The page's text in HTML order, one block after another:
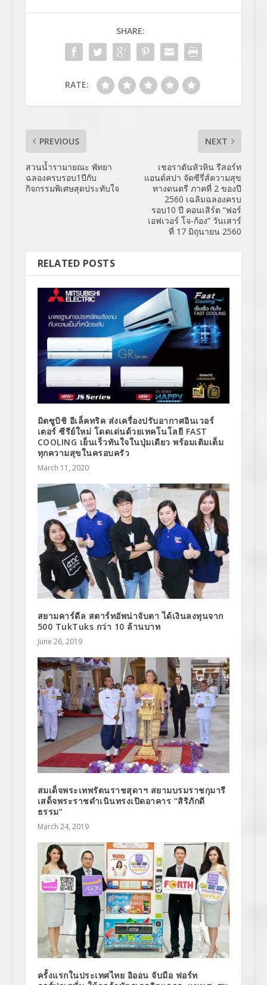
SHARE:
RATE:
PREVIOUS
สวนน้ำรามายณะ พัทยา
ฉลองครบรอบ1ปีกับ
กิจกรรมพิเศษสุดประทับใจ
NEXT
เชอราตันหัวหิน รีสอร์ท
แอนด์สปา จัดซีรี่ส์ความสุข
ทางดนตรี ภาคที่ 2 ของปี
2560 เฉลิมฉลองครบ
รอบ10 ปี คอนเสิร์ต “ฟอร์
เอฟเวอร์ โจ-ก้อง” วันเสาร์
ที่ 17 มิถุนายน 2560
RELATED POSTS
มิตซูบิชิ อีเล็คทริค ส่งเครื่องปรับอากาศอินเวอร์
เตอร์ ซีรีย์ใหม่ โดดเด่นด้วยเทคโนโลยี FAST
COOLING เย็นเร็วทันใจในปุ่มเดียว พร้อมเติมเต็ม
ทุกความสุขในครอบครัว
March 11, 2020
สยามคาร์ดีล สตาร์ทอัพน่าจับตา ได้เงินลงทุนจาก
500 TukTuks กว่า 10 ล้านบาท
June 26, 2019
สมเด็จพระเทพรัตนราชสุดาฯ สยามบรมราชกุมารี
เสด็จพระราชดำเนินทรงเปิดอาคาร “สิริภักดี
ธรรม”
March 24, 2019
ครั้งแรกในประเทศไทย อิออน จับมือ ฟอร์ท